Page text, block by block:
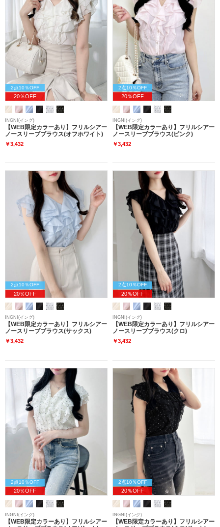
2点10％OFF
20％OFF
INGNI(イング)
【WEB限定カラーあり】フリルシアー
ノースリーブブラウス(オフホワイト)
￥3,432
2点10％OFF
20％OFF
INGNI(イング)
【WEB限定カラーあり】フリルシアー
ノースリーブブラウス(ピンク)
￥3,432
2点10％OFF
20％OFF
INGNI(イング)
【WEB限定カラーあり】フリルシアー
ノースリーブブラウス(サックス)
￥3,432
2点10％OFF
20％OFF
INGNI(イング)
【WEB限定カラーあり】フリルシアー
ノースリーブブラウス(クロ)
￥3,432
2点10％OFF
20％OFF
INGNI(イング)
【WEB限定カラーあり】フリルシアー
2点10％OFF
20％OFF
INGNI(イング)
【WEB限定カラーあり】フリルシアー